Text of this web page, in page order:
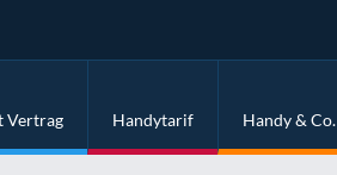
Vertrag Handytarif Handy & Co.